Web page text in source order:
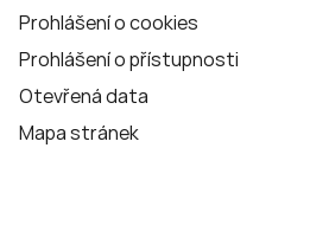
Prohlášení o cookies
Prohlášení o přístupnosti
Otevřená data
Mapa stránek